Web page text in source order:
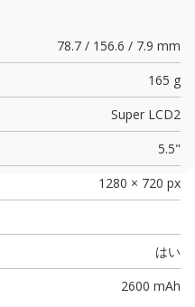
78.7 / 156.6 / 7.9 mm
165 g
Super LCD2
5.5"
1280 × 720 px
はい
2600 mAh